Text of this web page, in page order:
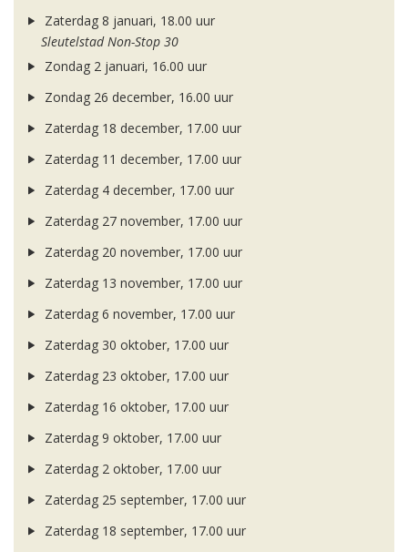
Zaterdag 8 januari, 18.00 uur
Sleutelstad Non-Stop 30
Zondag 2 januari, 16.00 uur
Zondag 26 december, 16.00 uur
Zaterdag 18 december, 17.00 uur
Zaterdag 11 december, 17.00 uur
Zaterdag 4 december, 17.00 uur
Zaterdag 27 november, 17.00 uur
Zaterdag 20 november, 17.00 uur
Zaterdag 13 november, 17.00 uur
Zaterdag 6 november, 17.00 uur
Zaterdag 30 oktober, 17.00 uur
Zaterdag 23 oktober, 17.00 uur
Zaterdag 16 oktober, 17.00 uur
Zaterdag 9 oktober, 17.00 uur
Zaterdag 2 oktober, 17.00 uur
Zaterdag 25 september, 17.00 uur
Zaterdag 18 september, 17.00 uur